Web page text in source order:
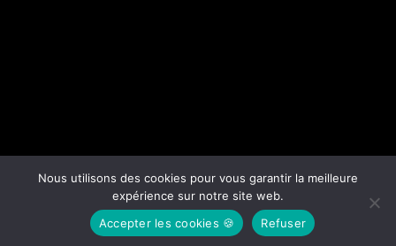
Nous utilisons des cookies pour vous garantir la meilleure
expérience sur notre site web.
Accepter les cookies 🍪
Refuser